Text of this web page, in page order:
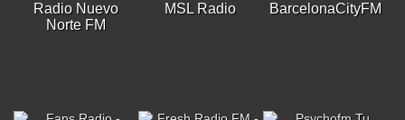
Radio Nuevo
Norte FM
MSL Radio BarcelonaCityFM